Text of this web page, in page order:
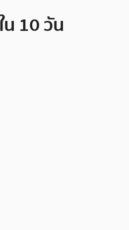
น 10 วัน